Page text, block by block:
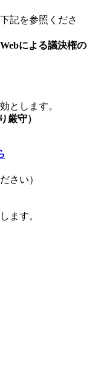
記を参照くださ
による議決権の
とします。
厳守）
さい）
ます。